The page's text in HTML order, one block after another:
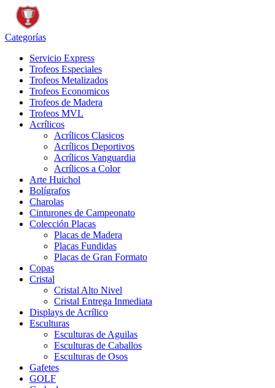
Categorías
Servicio Express
Trofeos Especiales
Trofeos Metalizados
Trofeos Economicos
Trofeos de Madera
Trofeos MVL
Acrílicos
Acrílicos Clasicos
Acrílicos Deportivos
Acrílicos Vanguardia
Acrílicos a Color
Arte Huichol
Bolígrafos
Charolas
Cinturones de Campeonato
Colección Placas
Placas de Madera
Placas Fundidas
Placas de Gran Formato
Copas
Cristal
Cristal Alto Nivel
Cristal Entrega Inmediata
Displays de Acrílico
Esculturas
Esculturas de Aguilas
Esculturas de Caballos
Esculturas de Osos
Gafetes
GOLF